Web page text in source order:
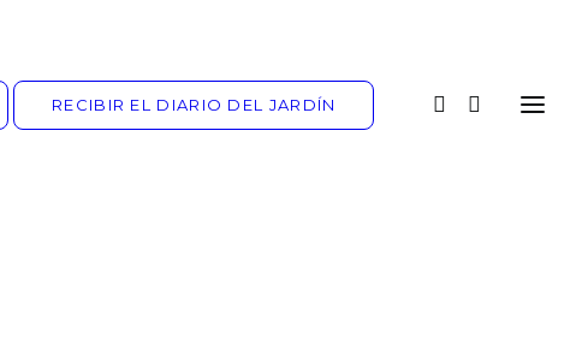
RECIBIR EL DIARIO DEL JARDÍN